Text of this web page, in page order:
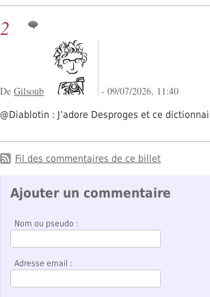
2
De Gilsoub - 09/07/2026, 11:40
@Diablotin : J’adore Desproges et ce
Fil des commentaires de ce billet
Ajouter un commentaire
Nom ou pseudo :
Adresse email :